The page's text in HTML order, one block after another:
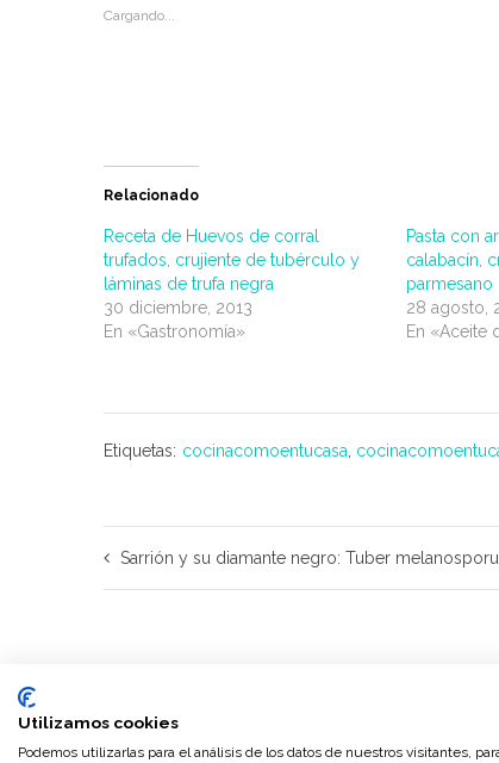
Cargando...
Relacionado
Receta de Huevos de corral
trufados, crujiente de tubérculo y
láminas de trufa negra
30 diciembre, 2013
En «Gastronomía»
Pasta con
calabacín,
parmesano
28 agosto,
En «Aceite
Etiquetas: cocinacomoentucasa
Sarrión y su diamante negro: Tuber
©2026 Trufas del Senorio · Configurado y personalizado por
Utilizamos cookies
Podemos utilizarlas para el análisis de los datos de nuestros visitantes,